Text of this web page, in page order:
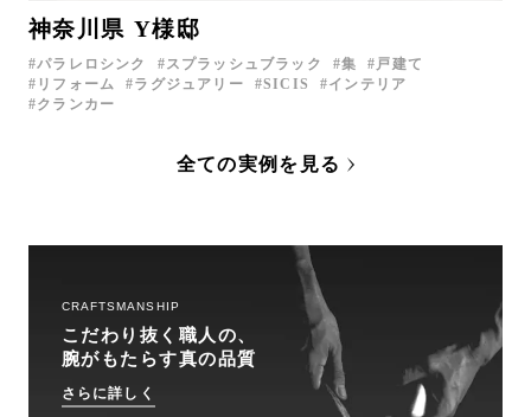
神奈川県 Y様邸
パラレロシンク スプラッシュブラック 集
戸建て
リフォーム
ラグジュアリー SICIS
インテリア
クランカー
全ての実例を見る
CRAFTSMANSHIP
こだわり抜く職人の、
腕がもたらす真の品質
さらに詳しく